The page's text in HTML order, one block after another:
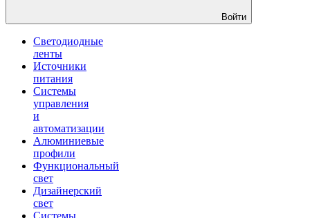
Войти
Светодиодные
ленты
Источники
питания
Системы
управления
и
автоматизации
Алюминиевые
профили
Функциональный
свет
Дизайнерский
свет
Системы